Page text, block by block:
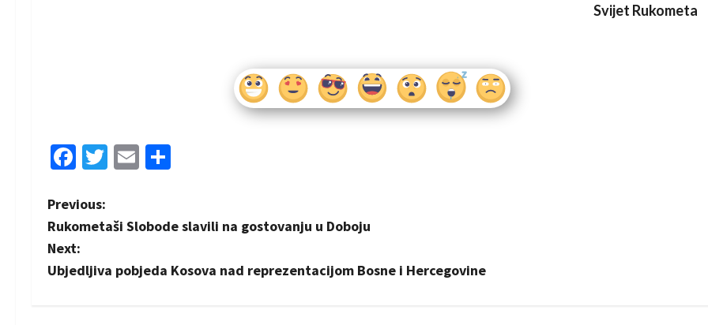
Svijet Rukometa
Facebook
Twitter
Email
P
o
s
Previous:
Rukometaši Slobode slavili na gostovanju u Doboju
Next:
Ubjedljiva pobjeda Kosova nad reprezentacijom Bosne i Hercegovine